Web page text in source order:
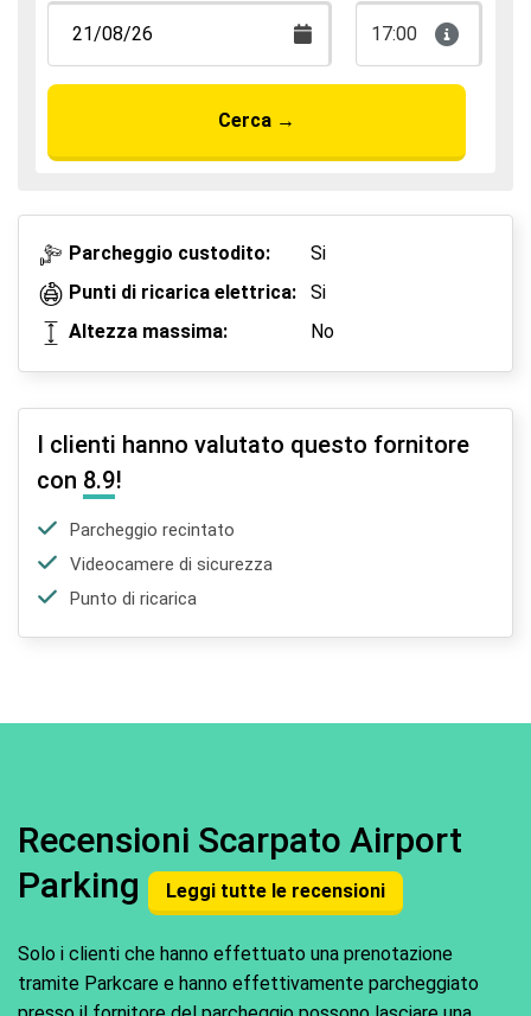
17:00
Cerca →
Parcheggio custodito:
Si
Punti di ricarica elettrica:
Si
Altezza massima:
No
I clienti hanno valutato questo fornitore
con 8.9!
Parcheggio recintato
Videocamere di sicurezza
Punto di ricarica
Recensioni Scarpato Airport
Parking
Leggi tutte le recensioni
Solo i clienti che hanno effettuato una prenotazione
tramite Parkcare e hanno effettivamente parcheggiato